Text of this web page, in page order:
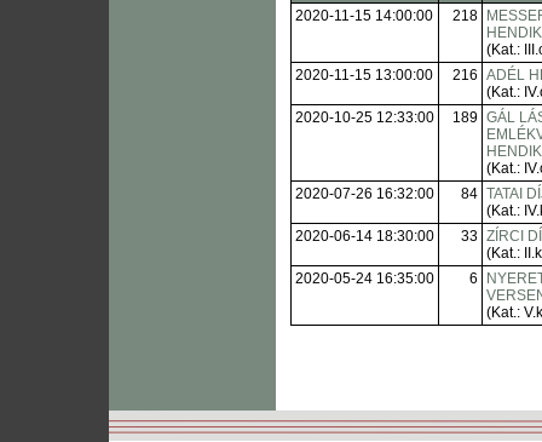
2020-11-15 14:00:00 218
(Kat.:
2020-11-15 13:00:00
216 ADÉL
(Kat.:
2020-10-25 12:33:00
189 GÁL
(Kat.:
2020-07-26 16:32:00
84 TATAI
(Kat.:
2020-06-14 18:30:00
33 ZÍRCI
(Kat.:
2020-05-24 16:35:00
6
(Kat.: